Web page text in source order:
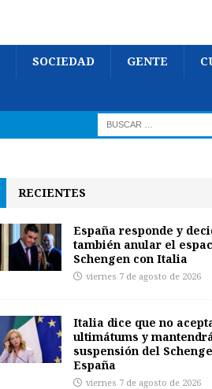
SOCIEDAD GENTE
RECIENTES
España responde y
también anular el
Schengen con Italia
viernes 7 de agosto de 2026
Italia dice que no
ultimátums y
suspensión del
España
viernes 7 de agosto de 2026